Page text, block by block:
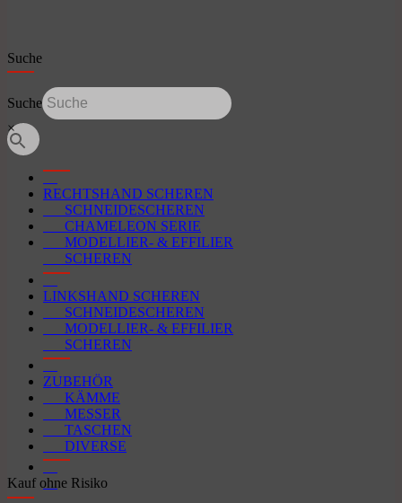
Suche
Suche
×
RECHTSHAND SCHEREN
SCHNEIDESCHEREN
CHAMELEON SERIE
MODELLIER- & EFFILIER
SCHEREN
LINKSHAND SCHEREN
SCHNEIDESCHEREN
MODELLIER- & EFFILIER
SCHEREN
ZUBEHÖR
KÄMME
MESSER
TASCHEN
DIVERSE
Kauf ohne Risiko